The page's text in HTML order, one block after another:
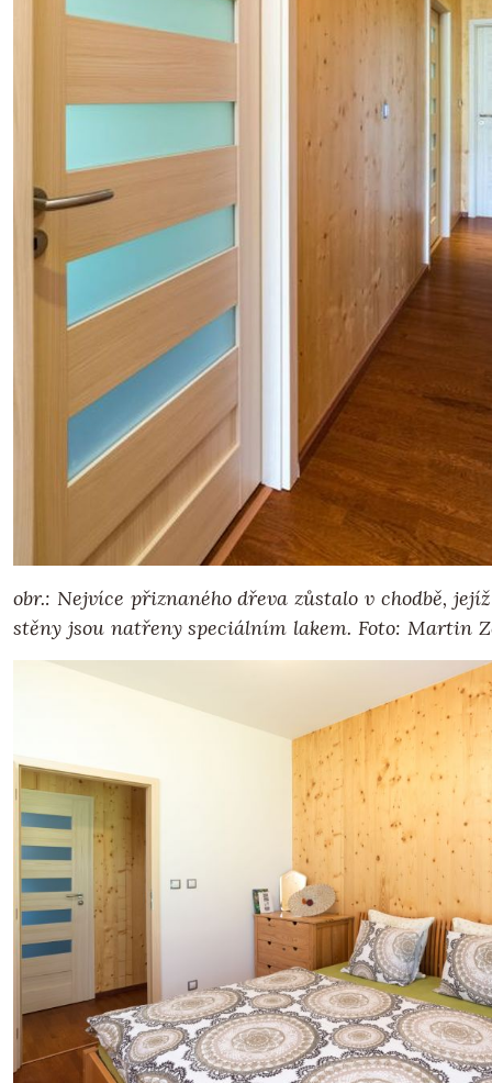
obr.: Nejvíce přiznaného dřeva zůstalo v chodbě,
stěny jsou natřeny speciálním lakem. Foto: Martin